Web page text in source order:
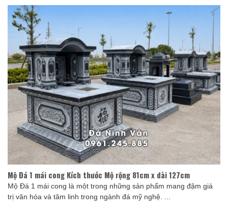
Mộ Đá 1 mái cong Kích thước Mộ rộng 81cm x dài 127cm
Mộ Đá 1 mái cong là một trong những sản phẩm mang đậm giá
trị văn hóa và tâm linh trong ngành đá mỹ nghệ. ...